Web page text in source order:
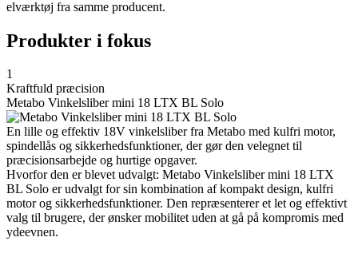
elværktøj fra samme producent.
Produkter i fokus
1
Kraftfuld præcision
Metabo Vinkelsliber mini 18 LTX BL Solo
En lille og effektiv 18V vinkelsliber fra Metabo med kulfri motor,
spindellås og sikkerhedsfunktioner, der gør den velegnet til
præcisionsarbejde og hurtige opgaver.
Hvorfor den er blevet udvalgt: Metabo Vinkelsliber mini 18 LTX
BL Solo er udvalgt for sin kombination af kompakt design, kulfri
motor og sikkerhedsfunktioner. Den repræsenterer et let og effektivt
valg til brugere, der ønsker mobilitet uden at gå på kompromis med
ydeevnen.